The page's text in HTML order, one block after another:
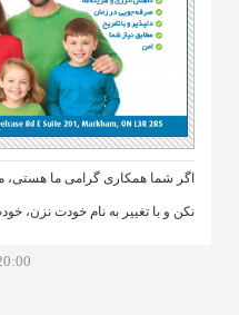
اگر شما همکاری گرامی ما هستی،
نکن و با تغییر به نام خودت نزن،